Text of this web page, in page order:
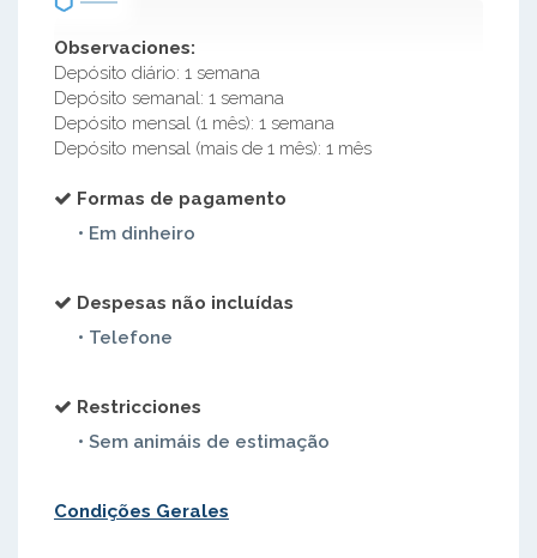
Observaciones:
Depósito diário: 1 semana
Depósito semanal: 1 semana
Depósito mensal (1 mês): 1 semana
Depósito mensal (mais de 1 mês): 1 mês
Formas de pagamento
• Em dinheiro
Despesas não incluídas
• Telefone
Restricciones
• Sem animáis de estimação
Condições Gerales